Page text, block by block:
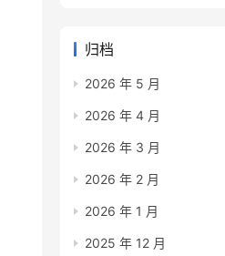
归档
2026 年 5 月
2026 年 4 月
2026 年 3 月
2026 年 2 月
2026 年 1 月
2025 年 12 月